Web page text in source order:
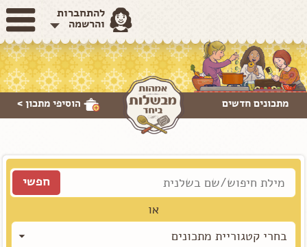
להתחברות
והרשמה
הוסיפי מתכון > מתכונים חדשים
או
בחרי קטגוריית מתכונים